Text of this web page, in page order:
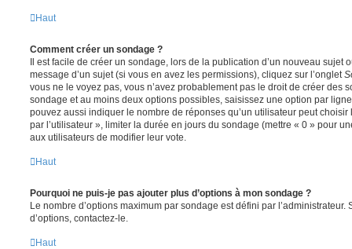
Haut
Comment créer un sondage ?
Il est facile de créer un sondage, lors de la publication d’un nouveau sujet
message d’un sujet (si vous en avez les permissions), cliquez sur l’onglet
vous ne le voyez pas, vous n’avez probablement pas le droit de créer des
sondage et au moins deux options possibles, saisissez une option par
pouvez aussi indiquer le nombre de réponses qu’un utilisateur peut
par l’utilisateur », limiter la durée en jours du sondage (mettre « 0 » pour
aux utilisateurs de modifier leur vote.
Haut
Pourquoi ne puis-je pas ajouter plus d’options à mon sondage ?
Le nombre d’options maximum par sondage est défini par l’administrateur.
d’options, contactez-le.
Haut